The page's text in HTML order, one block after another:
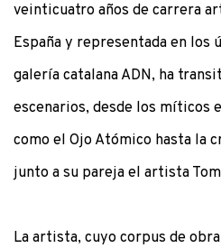
veinticuatro años de carrera
España y representada en los
galería catalana ADN, ha
escenarios, desde los míticos
como el Ojo Atómico hasta la
junto a su pareja el artista
La artista, cuyo corpus de